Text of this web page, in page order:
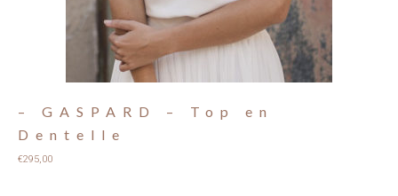
– GASPARD – Top en
Dentelle
€295,00